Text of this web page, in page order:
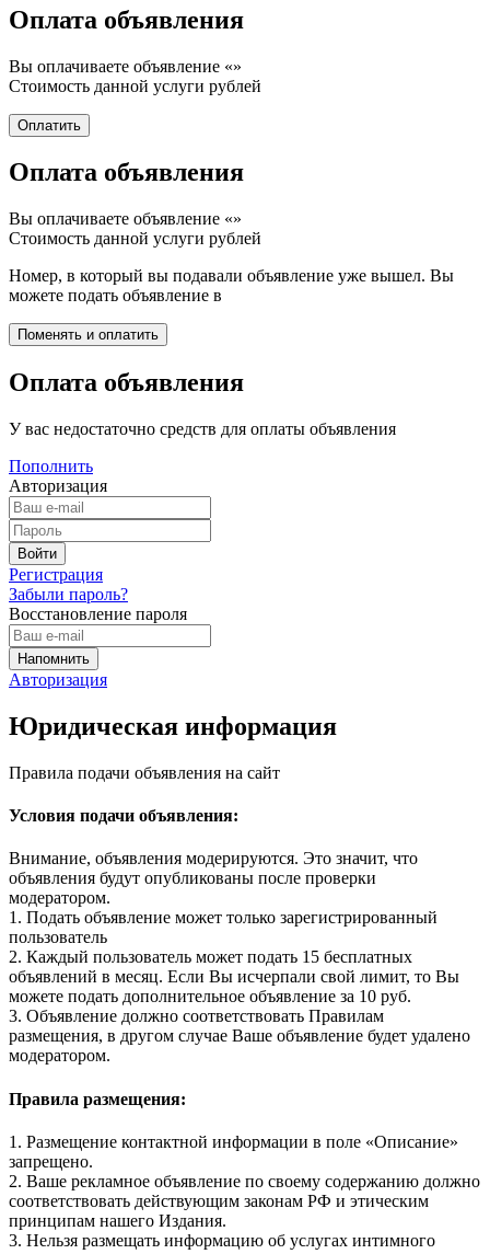
Оплата объявления
Вы оплачиваете объявление «»
Стоимость данной услуги рублей
Оплата объявления
Вы оплачиваете объявление «»
Стоимость данной услуги рублей
Номер, в который вы подавали объявление уже вышел. Вы
можете подать объявление в
Оплата объявления
У вас недостаточно средств для оплаты объявления
Пополнить
Авторизация
Регистрация
Забыли пароль?
Восстановление пароля
Авторизация
Юридическая информация
Правила подачи объявления на сайт
Условия подачи объявления:
Внимание, объявления модерируются. Это значит, что
объявления будут опубликованы после проверки
модератором.
1. Подать объявление может только зарегистрированный
пользователь
2. Каждый пользователь может подать 15 бесплатных
объявлений в месяц. Если Вы исчерпали свой лимит, то Вы
можете подать дополнительное объявление за 10 руб.
3. Объявление должно соответствовать Правилам
размещения, в другом случае Ваше объявление будет удалено
модератором.
Правила размещения:
1. Размещение контактной информации в поле «Описание»
запрещено.
2. Ваше рекламное объявление по своему содержанию должно
соответствовать действующим законам РФ и этическим
принципам нашего Издания.
3. Нельзя размещать информацию об услугах интимного